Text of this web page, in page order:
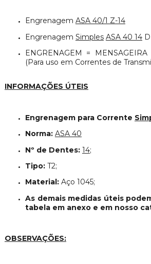
Engrenagem ASA 40/1 Z-14
Engrenagem Simples ASA 40 14
ENGRENAGEM =
(Para uso em Correntes de
INFORMAÇÕES ÚTEIS
Engrenagem para Corrente
Norma: ASA 40
Nº de Dentes: 14;
Tipo: T2;
Material: Aço 1045;
As demais medidas úteis
tabela em anexo e em nosso
OBSERVAÇÕES: